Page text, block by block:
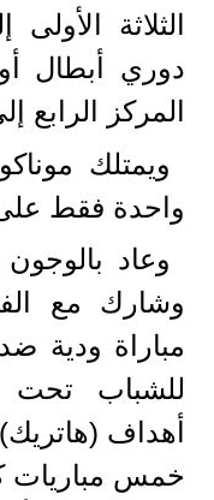
الثلاثة
دوري أبطال
المركز الرابع
واحدة فقط
وعاد
وشارك مع
مباراة ودية
أهداف
خمس مباريات